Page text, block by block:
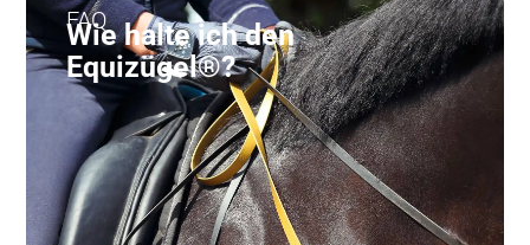
FAQ
Wie halte ich den
Equizügel®?